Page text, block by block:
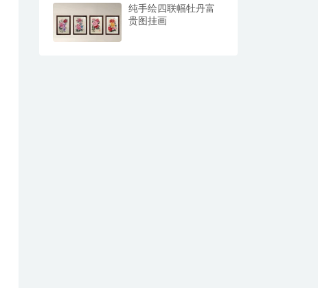
纯手绘四联幅牡丹富
贵图挂画